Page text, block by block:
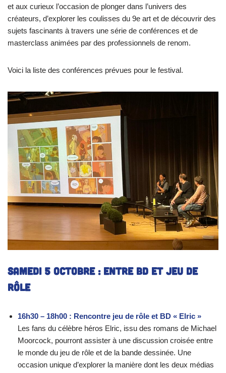
et aux curieux l’occasion de plonger dans l’univers des
créateurs, d’explorer les coulisses du 9e art et de découvrir des
sujets fascinants à travers une série de conférences et de
masterclass animées par des professionnels de renom.
Voici la liste des conférences prévues pour le festival.
Samedi 5 octobre : Entre BD et jeu de
rôle
16h30 – 18h00 : Rencontre jeu de rôle et BD « Elric »
Les fans du célèbre héros Elric, issu des romans de Michael
Moorcock, pourront assister à une discussion croisée entre
le monde du jeu de rôle et de la bande dessinée. Une
occasion unique d’explorer la manière dont les deux médias